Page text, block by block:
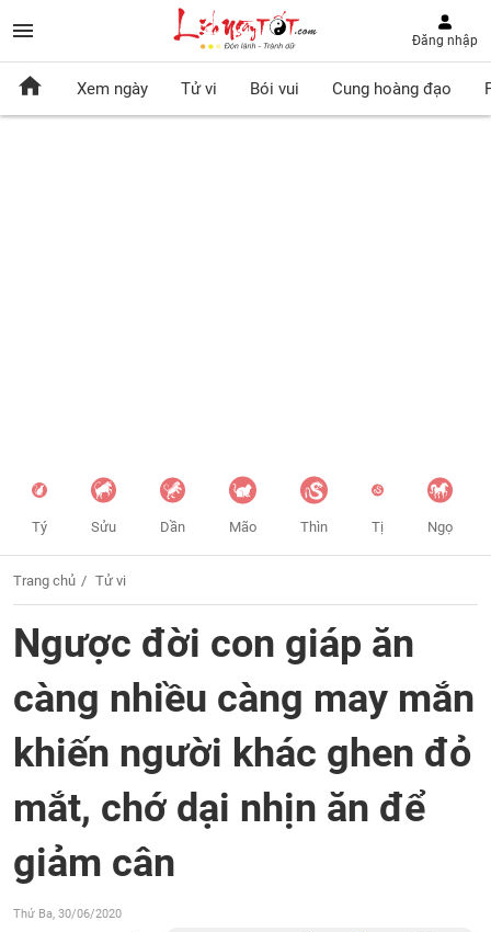
Đăng nhập
Xem ngày Tử vi Bói vui Cung hoàng đạo
Tý Sửu Dần Mão Thìn Tị Ngọ
Trang chủ Tử vi
Ngược đời con giáp ăn
càng nhiều càng may mắn
khiến người khác ghen đỏ
mắt, chớ dại nhịn ăn để
giảm cân
Thứ Ba, 30/06/2020